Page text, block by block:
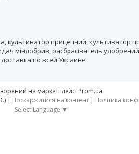
прицепний, культиватор
міндобрив, расбрасіватель
по всей Украине
на маркетплейсі Prom.ua
тм АгротехГРУП (ФОП Іванов А.О.) | Поскаржитися на контент | Політика
Select Language ▼